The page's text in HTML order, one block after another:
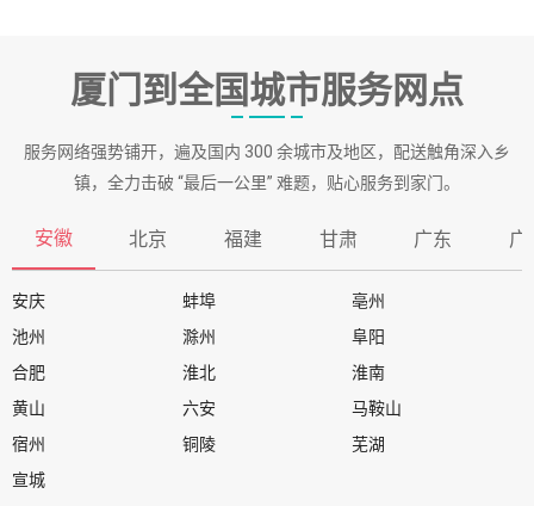
厦门到全国城市服务网点
服务网络强势铺开，遍及国内 300 余城市及地区，配送触角深入乡
镇，全力击破 “最后一公里” 难题，贴心服务到家门。
安徽 北京 福建 甘肃 广东 广
安庆 蚌埠
亳州
池州
滁州
阜阳
合肥
淮北
淮南
黄山
六安
马鞍山
宿州
铜陵
芜湖
宣城